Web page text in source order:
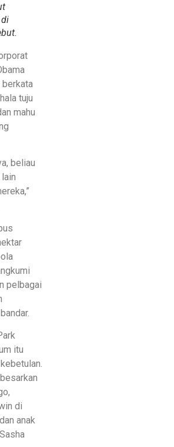
tuju
mahu
beliau
pelbagai
itu
di
anak